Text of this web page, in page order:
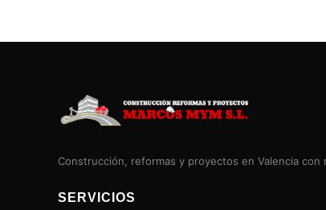
Construcción, reformas y proyectos en Valencia con
SERVICIOS